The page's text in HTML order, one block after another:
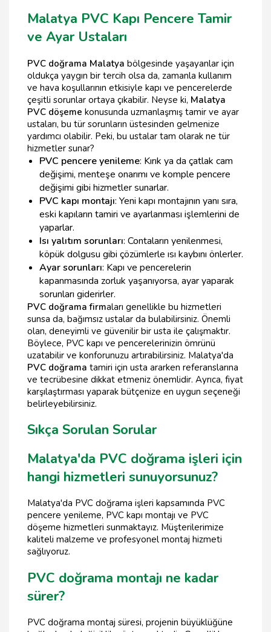
Malatya PVC Kapı Pencere Tamir
ve Ayar Ustaları
PVC doğrama Malatya bölgesinde yaşayanlar için
oldukça yaygın bir tercih olsa da, zamanla kullanım
ve hava koşullarının etkisiyle kapı ve pencerelerde
çeşitli sorunlar ortaya çıkabilir. Neyse ki, Malatya
PVC döşeme konusunda uzmanlaşmış tamir ve ayar
ustaları, bu tür sorunların üstesinden gelmenize
yardımcı olabilir. Peki, bu ustalar tam olarak ne tür
hizmetler sunar?
PVC pencere yenileme: Kırık ya da çatlak cam
değişimi, menteşe onarımı ve komple pencere
değişimi gibi hizmetler sunarlar.
PVC kapı montajı: Yeni kapı montajının yanı sıra,
eski kapıların tamiri ve ayarlanması işlemlerini de
yaparlar.
Isı yalıtım sorunları: Contaların yenilenmesi,
köpük dolgusu gibi çözümlerle ısı kaybını önlerler.
Ayar sorunları: Kapı ve pencerelerin
kapanmasında zorluk yaşanıyorsa, ayar yaparak
sorunları giderirler.
PVC doğrama firmaları genellikle bu hizmetleri
sunsa da, bağımsız ustalar da bulabilirsiniz. Önemli
olan, deneyimli ve güvenilir bir usta ile çalışmaktır.
Böylece, PVC kapı ve pencerelerinizin ömrünü
uzatabilir ve konforunuzu artırabilirsiniz. Malatya'da
PVC doğrama tamiri için usta ararken referanslarına
ve tecrübesine dikkat etmeniz önemlidir. Ayrıca, fiyat
karşılaştırması yaparak bütçenize en uygun seçeneği
belirleyebilirsiniz.
Sıkça Sorulan Sorular
Malatya'da PVC doğrama işleri için
hangi hizmetleri sunuyorsunuz?
Malatya'da PVC doğrama işleri kapsamında PVC
pencere yenileme, PVC kapı montajı ve PVC
döşeme hizmetleri sunmaktayız. Müşterilerimize
kaliteli malzeme ve profesyonel montaj hizmeti
sağlıyoruz.
PVC doğrama montajı ne kadar
sürer?
PVC doğrama montaj süresi, projenin büyüklüğüne